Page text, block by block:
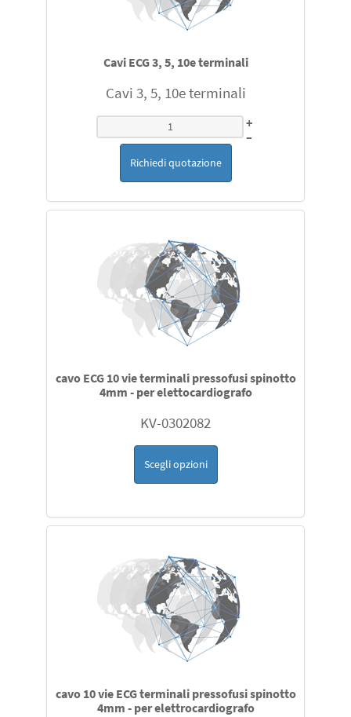
Cavi ECG 3, 5, 10e terminali
Cavi 3, 5, 10e terminali
+
–
Richiedi quotazione
cavo ECG 10 vie terminali pressofusi spinotto
4mm - per elettocardiografo
KV-0302082
Scegli opzioni
cavo 10 vie ECG terminali pressofusi spinotto
4mm - per elettrocardiografo